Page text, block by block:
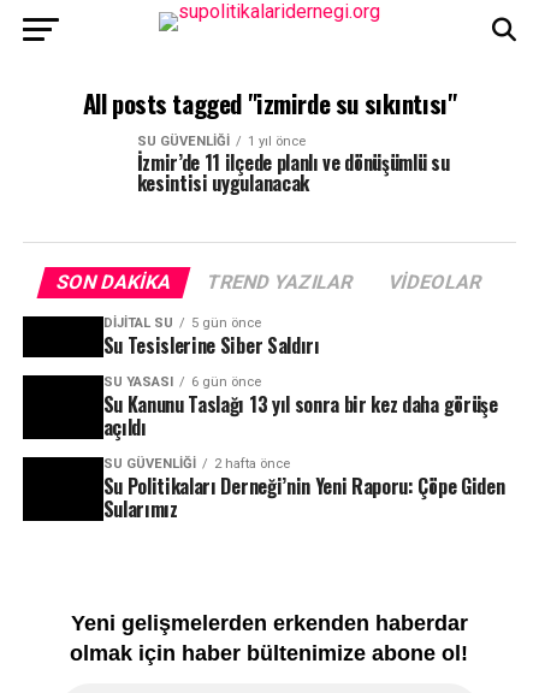
All posts tagged "izmirde su sıkıntısı"
SU GÜVENLIĞI 1 yıl önce
İzmir’de 11 ilçede planlı ve dönüşümlü su
kesintisi uygulanacak
SON DAKIKA TREND YAZILAR VIDEOLAR
DIJITAL SU 5 gün önce
Su Tesislerine Siber Saldırı
SU YASASI 6 gün önce
Su Kanunu Taslağı 13 yıl sonra bir kez daha görüşe
açıldı
SU GÜVENLIĞI 2 hafta önce
Su Politikaları Derneği’nin Yeni Raporu: Çöpe Giden
Sularımız
Yeni gelişmelerden erkenden haberdar
olmak için haber bültenimize abone ol!